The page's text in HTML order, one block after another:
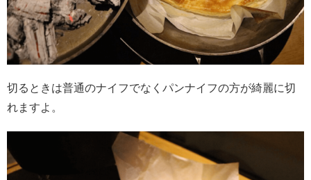
切るときは普通のナイフでなくパンナイフの方が綺麗に切
れますよ。